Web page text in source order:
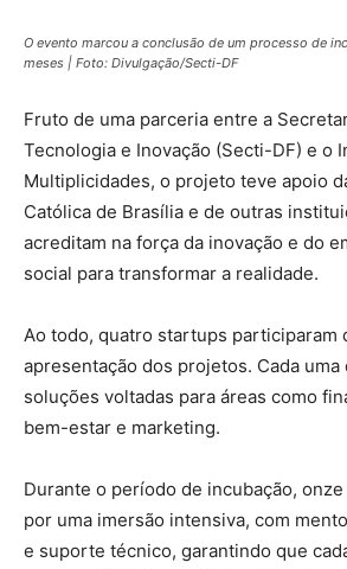
O evento marcou a conclusão de um processo de
meses | Foto: Divulgação/Secti-DF
Fruto de uma parceria entre a
Tecnologia e Inovação (Secti-DF) e o
Multiplicidades, o projeto teve apoio
Católica de Brasília e de outras
acreditam na força da inovação e do
social para transformar a realidade.
Ao todo, quatro startups participaram
apresentação dos projetos. Cada
soluções voltadas para áreas como
bem-estar e marketing.
Durante o período de incubação,
por uma imersão intensiva, com
e suporte técnico, garantindo que